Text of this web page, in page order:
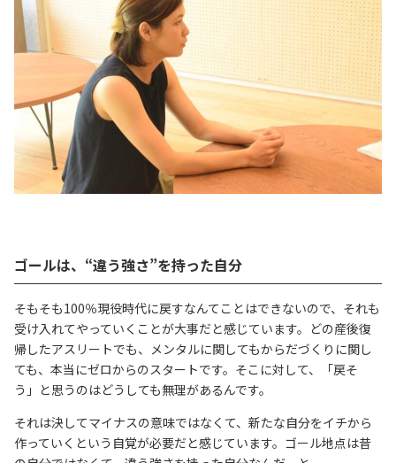
ゴールは、“違う強さ”を持った自分
そもそも100％現役時代に戻すなんてことはできないので、それも
受け入れてやっていくことが大事だと感じています。どの産後復
帰したアスリートでも、メンタルに関してもからだづくりに関し
ても、本当にゼロからのスタートです。そこに対して、「戻そ
う」と思うのはどうしても無理があるんです。
それは決してマイナスの意味ではなくて、新たな自分をイチから
作っていくという自覚が必要だと感じています。ゴール地点は昔